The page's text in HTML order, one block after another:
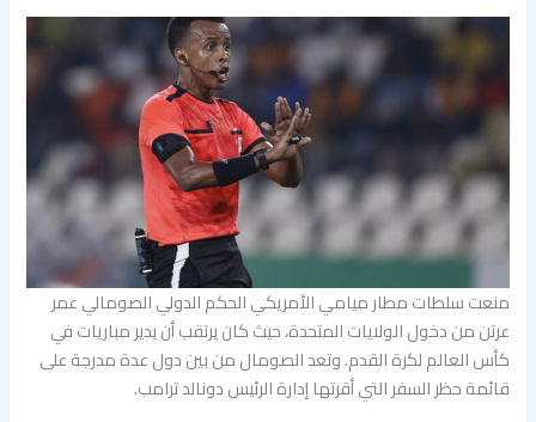
منعت سلطات مطار ميامي الأمريكي الحكم الدولي الصومالي عمر
عرتن من دخول الولايات المتحدة، حيث كان يرتقب أن يدير مباريات في
كأس العالم لكرة القدم. وتعد الصومال من بين دول عدة مدرجة على
قائمة حظر السفر التي أقرتها إدارة الرئيس دونالد ترامب.